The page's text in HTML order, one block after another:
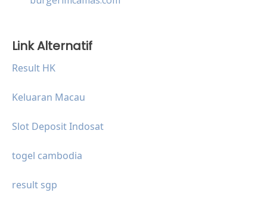
Link Alternatif
Result HK
Keluaran Macau
Slot Deposit Indosat
togel cambodia
result sgp